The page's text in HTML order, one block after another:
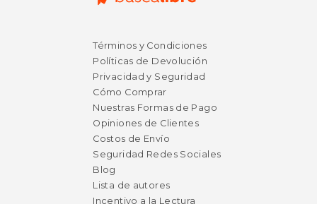
Términos y Condiciones
Políticas de Devolución
Privacidad y Seguridad
Cómo Comprar
Nuestras Formas de Pago
Opiniones de Clientes
Costos de Envío
Seguridad Redes Sociales
Blog
Lista de autores
Incentivo a la Lectura